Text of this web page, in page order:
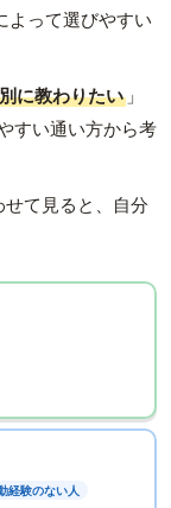
よって選びやすい
に教わりたい 」
すい通い方から考
せて見ると、自分
経験のない人